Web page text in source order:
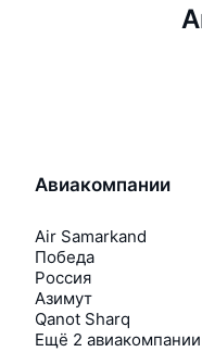
Авиакомпании
Air Samarkand
Победа
Россия
Азимут
Qanot Sharq
Ещё 2 авиакомпании